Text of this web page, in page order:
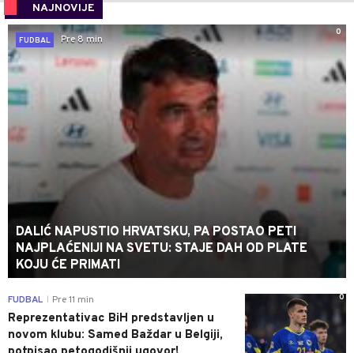
NAJNOVIJE
0
FUDBAL
Pre 8 min
DALIĆ NAPUSTIO HRVATSKU, PA POSTAO PETI
NAJPLAĆENIJI NA SVETU: STAJE DAH OD PLATE
KOJU ĆE PRIMATI
0
FUDBAL Pre 11 min
Reprezentativac BiH predstavljen u
novom klubu: Samed Baždar u Belgiji,